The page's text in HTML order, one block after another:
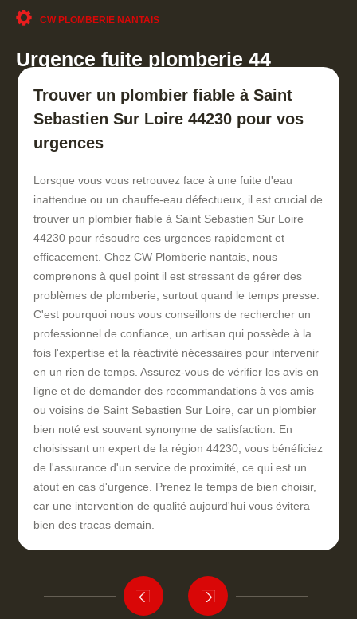
CW PLOMBERIE NANTAIS
Urgence fuite plomberie 44
Trouver un plombier fiable à Saint
Sebastien Sur Loire 44230 pour vos
urgences
Lorsque vous vous retrouvez face à une fuite d'eau
inattendue ou un chauffe-eau défectueux, il est crucial de
trouver un plombier fiable à Saint Sebastien Sur Loire
44230 pour résoudre ces urgences rapidement et
efficacement. Chez CW Plomberie nantais, nous
comprenons à quel point il est stressant de gérer des
problèmes de plomberie, surtout quand le temps presse.
C'est pourquoi nous vous conseillons de rechercher un
professionnel de confiance, un artisan qui possède à la
fois l'expertise et la réactivité nécessaires pour intervenir
en un rien de temps. Assurez-vous de vérifier les avis en
ligne et de demander des recommandations à vos amis
ou voisins de Saint Sebastien Sur Loire, car un plombier
bien noté est souvent synonyme de satisfaction. En
choisissant un expert de la région 44230, vous bénéficiez
de l'assurance d'un service de proximité, ce qui est un
atout en cas d'urgence. Prenez le temps de bien choisir,
car une intervention de qualité aujourd'hui vous évitera
bien des tracas demain.